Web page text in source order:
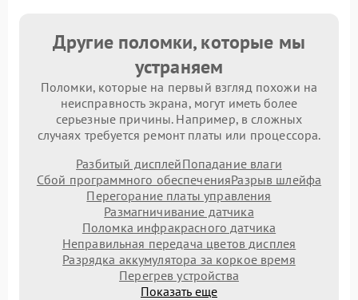
Другие поломки, которые мы
устраняем
Поломки, которые на первый взгляд похожи на
неисправность экрана, могут иметь более
серьезные причины. Например, в сложных
случаях требуется ремонт платы или процессора.
Разбитый дисплейПопадание влаги
Сбой программного обеспеченияРазрыв шлейфа
Перегорание платы управления
Размагничивание датчика
Поломка инфракрасного датчика
Неправильная передача цветов дисплея
Разрядка аккумулятора за коркое время
Перегрев устройства
Показать еще